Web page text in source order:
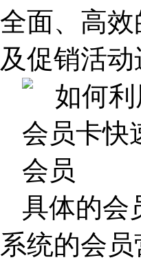
全面、高
及促销活
具体的会
系统的会